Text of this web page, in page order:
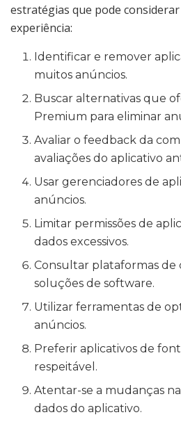
estratégias que pode
experiência:
Identificar e remover
muitos anúncios.
Buscar alternativas que
Premium para eliminar
Avaliar o feedback da
avaliações do aplicativo
Usar gerenciadores de
anúncios.
Limitar permissões de
dados excessivos.
Consultar plataformas de
soluções de software.
Utilizar ferramentas de
anúncios.
Preferir aplicativos de
respeitável.
Atentar-se a mudanças
dados do aplicativo.